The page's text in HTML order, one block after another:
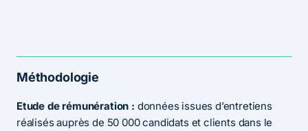
Méthodologie
Etude de rémunération : données issues d’entretiens
réalisés auprès de 50 000 candidats et clients dans le